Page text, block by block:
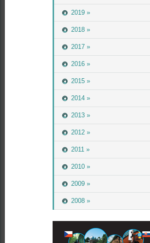
2019 »
2018 »
2017 »
2016 »
2015 »
2014 »
2013 »
2012 »
2011 »
2010 »
2009 »
2008 »